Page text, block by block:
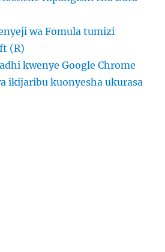
wa Fomula tumizi
(R)
kwenye Google Chrome
ikijaribu kuonyesha ukurasa